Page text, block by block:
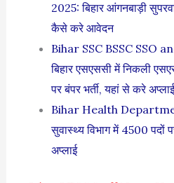
2025: बिहार आंगनबाड़ी
कैसे करे आवेदन
Bihar SSC BSSC SSO
बिहार एसएससी में निकली
पर बंपर भर्ती, यहां से करे अप्लाई
Bihar Health
सुवास्थ्य विभाग में 4500 पदों
अप्लाई